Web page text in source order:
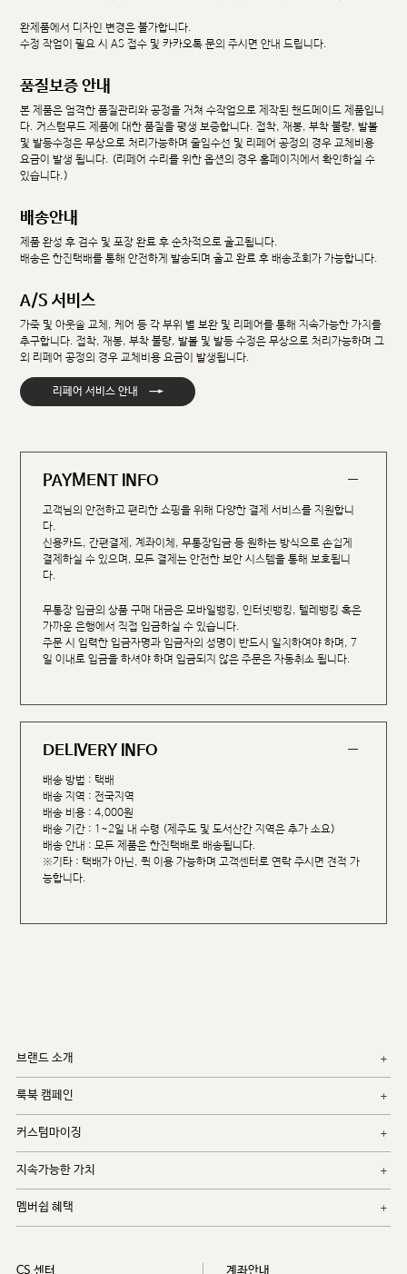
완제품에서 디자인 변경은 불가합니다.
수정 작업이 필요 시 AS 접수 및 카카오톡 문의 주시면 안내 드립니다.
품질보증 안내
본 제품은 엄격한 품질관리와 공정을 거쳐 수작업으로 제작된 핸드메이드 제품입니
다. 커스텀무드 제품에 대한 품질을 평생 보증합니다. 접착, 재봉, 부착 불량, 발볼
및 발등수정은 무상으로 처리가능하며 줄임수선 및 리페어 공정의 경우 교체비용
요금이 발생 됩니다. (리페어 수리를 위한 옵션의 경우 홈페이지에서 확인하실 수
있습니다.)
배송안내
제품 완성 후 검수 및 포장 완료 후 순차적으로 출고됩니다.
배송은 한진택배를 통해 안전하게 발송되며 출고 완료 후 배송조회가 가능합니다.
A/S 서비스
가죽 및 아웃솔 교체, 케어 등 각 부위 별 보완 및 리페어를 통해 지속가능한 가치를
추구합니다. 접착, 재봉, 부착 불량, 발볼 및 발등 수정은 무상으로 처리가능하며 그
외 리페어 공정의 경우 교체비용 요금이 발생됩니다.
리페어 서비스 안내 →
PAYMENT INFO
고객님의 안전하고 편리한 쇼핑을 위해 다양한 결제 서비스를 지원합니
다.
신용카드, 간편결제, 계좌이체, 무통장입금 등 원하는 방식으로 손쉽게
결제하실 수 있으며, 모든 결제는 안전한 보안 시스템을 통해 보호됩니
다.
무통장 입금의 상품 구매 대금은 모바일뱅킹, 인터넷뱅킹, 텔레뱅킹 혹은
가까운 은행에서 직접 입금하실 수 있습니다.
주문 시 입력한 입금자명과 입금자의 성명이 반드시 일치하여야 하며, 7
일 이내로 입금을 하셔야 하며 입금되지 않은 주문은 자동취소 됩니다.
DELIVERY INFO
배송 방법 : 택배
배송 지역 : 전국지역
배송 비용 : 4,000원
배송 기간 : 1~2일 내 수령 (제주도 및 도서산간 지역은 추가 소요)
배송 안내 : 모든 제품은 한진택배로 배송됩니다.
※기타 : 택배가 아닌, 퀵 이용 가능하며 고객센터로 연락 주시면 견적 가
능합니다.
브랜드 소개
룩북 캠페인
커스텀마이징
지속가능한 가치
멤버쉽 혜택
CS 센터 계좌안내